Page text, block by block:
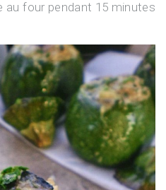
au four pendant 15 minutes